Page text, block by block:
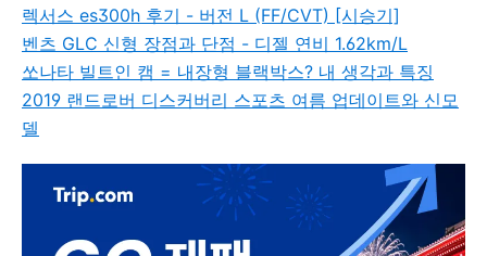
렉서스 es300h 후기 - 버전 L (FF/CVT) [시승기]
벤츠 GLC 신형 장점과 단점 - 디젤 연비 1.62km/L
쏘나타 빌트인 캠 = 내장형 블랙박스? 내 생각과 특징
2019 랜드로버 디스커버리 스포츠 여름 업데이트와 신모
델